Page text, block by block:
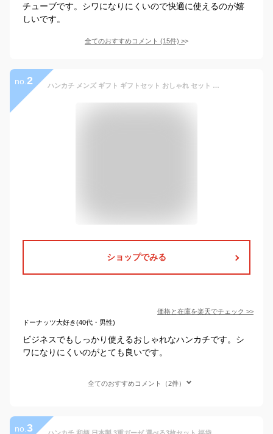
チューブです。シワになりにくいので快適に使えるのが嬉
しいです。
全てのおすすめコメント (15件) >
no. 2 ハンカチ メンズ ギフト ギフトセット おしゃれ セット 紳士 プレゼント 男性 メンズハンカチセット ファッション小物 男性用 3枚 日本製 綿100％ 綿
ショップでみる
価格と在庫を楽天でチェック >>
ドーナッツ大好き(40代・男性)
ビジネスでもしっかり使えるおしゃれなハンカチです。シ
ワになりにくいのがとても良いです。
全てのおすすめコメント（2件）
no. 3